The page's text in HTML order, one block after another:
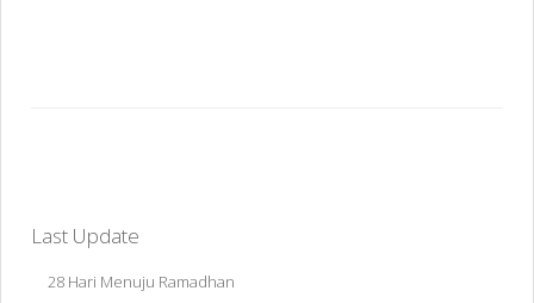
Last Update
28 Hari Menuju Ramadhan